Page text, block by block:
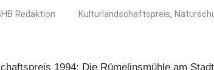
Redaktion Kulturlandschaftspreis,
1994: Die Rümelinsmühle am